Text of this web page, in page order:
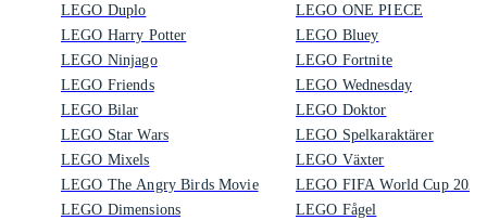
LEGO Duplo
LEGO Harry Potter
LEGO Ninjago
LEGO Friends
LEGO Bilar
LEGO Star Wars
LEGO Mixels
LEGO The Angry Birds Movie
LEGO Dimensions
LEGO ONE PIECE
LEGO Bluey
LEGO Fortnite
LEGO Wednesday
LEGO Doktor
LEGO Spelkaraktärer
LEGO Växter
LEGO FIFA World Cup 2026
LEGO Fågel